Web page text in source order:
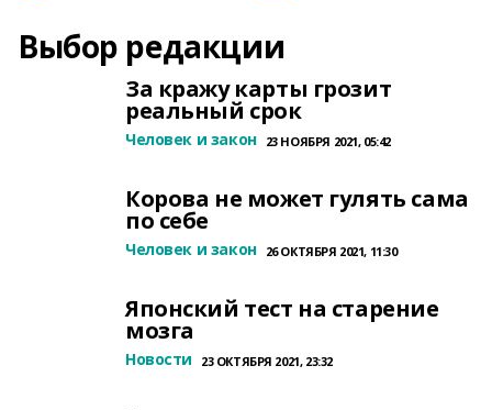
Выбор редакции
За кражу карты грозит
реальный срок
Человек и закон 23 НОЯБРЯ 2021, 05:42
Корова не может гулять сама
по себе
Человек и закон 26 ОКТЯБРЯ 2021, 11:30
Японский тест на старение
мозга
Новости 23 ОКТЯБРЯ 2021, 23:32